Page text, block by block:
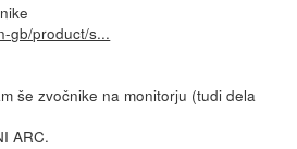
gb/product/s...
še zvočnike na monitorju (tudi dela
ARC.